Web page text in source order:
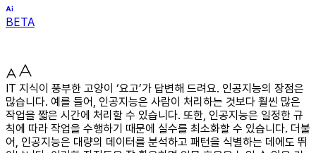
BETA
IT 지식이 풍부한 고양이 ‘요고’가 답변해 드려요. 인공지능의 장점은
많습니다. 예를 들어, 인공지능은 사람이 처리하는 것보다 훨씬 많은
작업을 짧은 시간에 처리할 수 있습니다. 또한, 인공지능은 일정한 규
칙에 따라 작업을 수행하기 때문에 실수를 최소화할 수 있습니다. 더불
어, 인공지능은 대량의 데이터를 분석하고 패턴을 식별하는 데에도 뛰